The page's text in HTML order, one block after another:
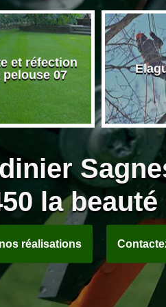
et réfection
pelouse 07
la
réalisations